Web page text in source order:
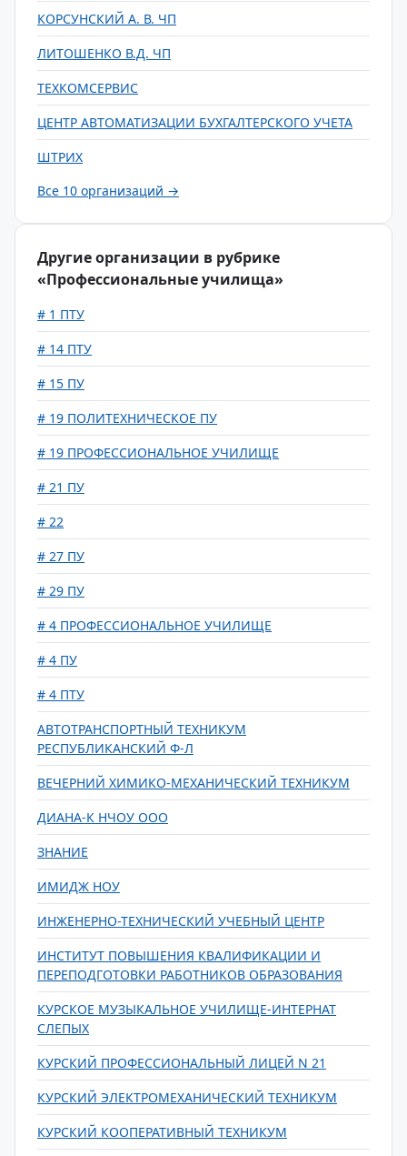
КОРСУНСКИЙ А. В. ЧП
ЛИТОШЕНКО В.Д. ЧП
ТЕХКОМСЕРВИС
ЦЕНТР АВТОМАТИЗАЦИИ БУХГАЛТЕРСКОГО УЧЕТА
ШТРИХ
Все 10 организаций →
Другие организации в рубрике
«Профессиональные училища»
# 1 ПТУ
# 14 ПТУ
# 15 ПУ
# 19 ПОЛИТЕХНИЧЕСКОЕ ПУ
# 19 ПРОФЕССИОНАЛЬНОЕ УЧИЛИЩЕ
# 21 ПУ
# 22
# 27 ПУ
# 29 ПУ
# 4 ПРОФЕССИОНАЛЬНОЕ УЧИЛИЩЕ
# 4 ПУ
# 4 ПТУ
АВТОТРАНСПОРТНЫЙ ТЕХНИКУМ
РЕСПУБЛИКАНСКИЙ Ф-Л
ВЕЧЕРНИЙ ХИМИКО-МЕХАНИЧЕСКИЙ ТЕХНИКУМ
ДИАНА-К НЧОУ ООО
ЗНАНИЕ
ИМИДЖ НОУ
ИНЖЕНЕРНО-ТЕХНИЧЕСКИЙ УЧЕБНЫЙ ЦЕНТР
ИНСТИТУТ ПОВЫШЕНИЯ КВАЛИФИКАЦИИ И
ПЕРЕПОДГОТОВКИ РАБОТНИКОВ ОБРАЗОВАНИЯ
КУРСКОЕ МУЗЫКАЛЬНОЕ УЧИЛИЩЕ-ИНТЕРНАТ
СЛЕПЫХ
КУРСКИЙ ПРОФЕССИОНАЛЬНЫЙ ЛИЦЕЙ N 21
КУРСКИЙ ЭЛЕКТРОМЕХАНИЧЕСКИЙ ТЕХНИКУМ
КУРСКИЙ КООПЕРАТИВНЫЙ ТЕХНИКУМ